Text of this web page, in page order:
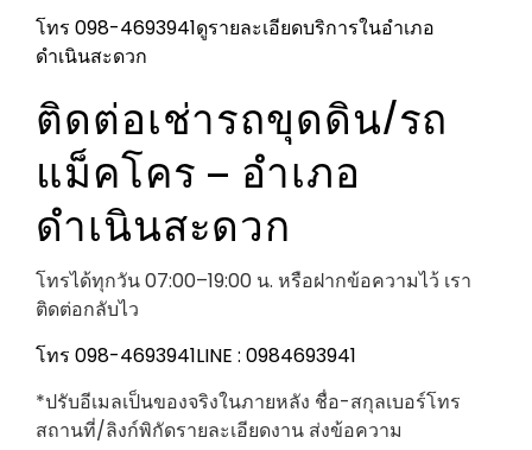
โทร 098-4693941ดูรายละเอียดบริการในอำเภอ
ดำเนินสะดวก
ติดต่อเช่ารถขุดดิน/รถ
แม็คโคร – อำเภอ
ดำเนินสะดวก
โทรได้ทุกวัน 07:00–19:00 น. หรือฝากข้อความไว้ เรา
ติดต่อกลับไว
โทร 098-4693941LINE : 0984693941
*ปรับอีเมลเป็นของจริงในภายหลัง ชื่อ-สกุลเบอร์โทร
สถานที่/ลิงก์พิกัดรายละเอียดงาน ส่งข้อความ